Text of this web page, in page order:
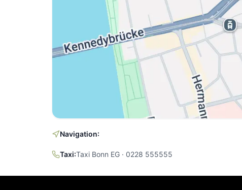
Navigation:
Taxi:Taxi Bonn EG · 0228 555555